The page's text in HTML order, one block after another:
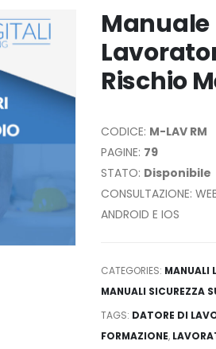
Manuale
Rischio
CODICE: M-LAV RM
PAGINE: 79
STATO: Disponibile
CONSULTAZIONE:
ANDROID E IOS
CATEGORIES: MANUALI
MANUALI SICUREZZA
TAGS: DATORE DI
FORMAZIONE,